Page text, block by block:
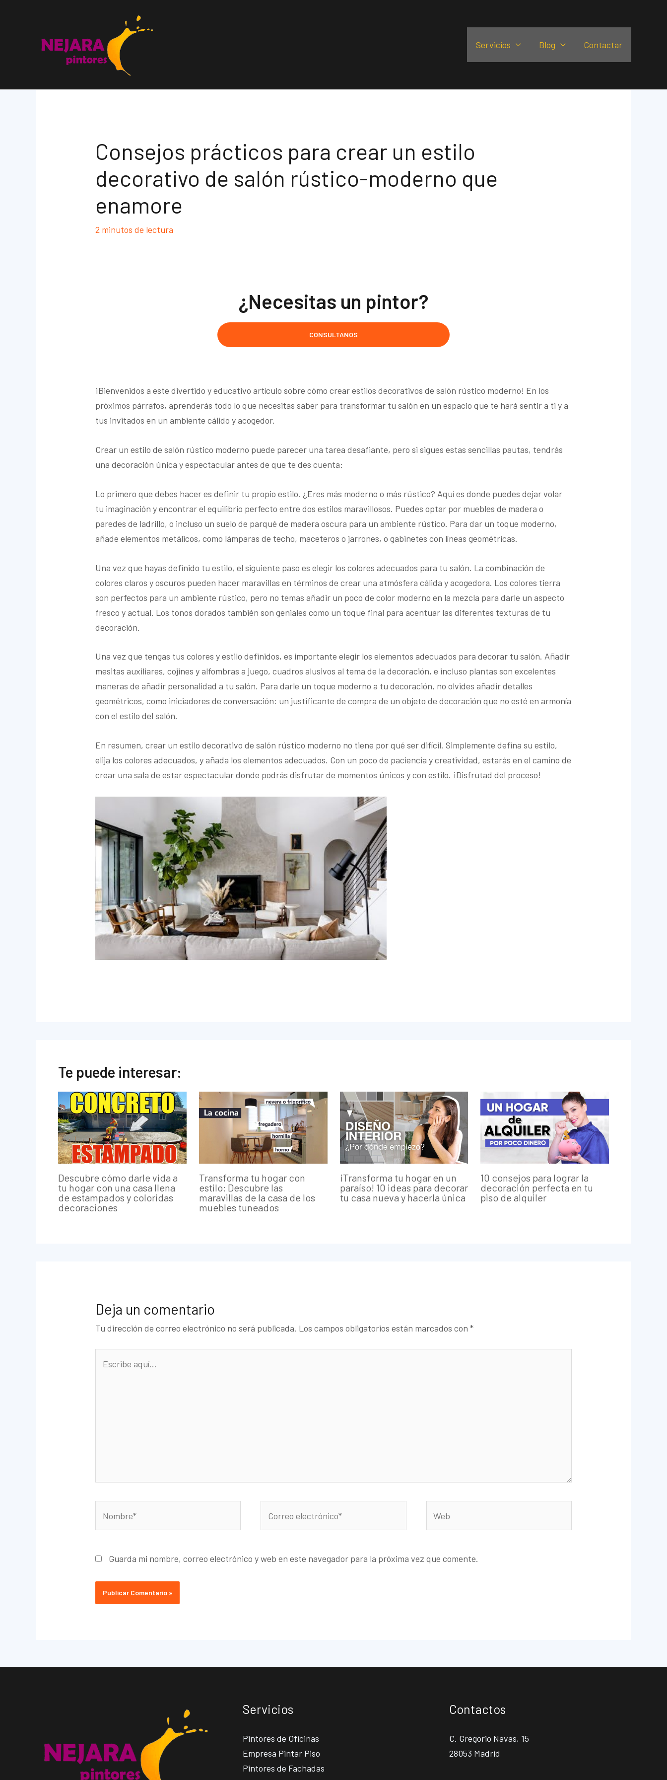
Servicios Blog Contactar
Consejos prácticos para crear un estilo
decorativo de salón rústico-moderno que
enamore
2 minutos de lectura
¿Necesitas un pintor?
CONSULTANOS
¡Bienvenidos a este divertido y educativo artículo sobre cómo crear estilos decorativos de salón rústico moderno! En los
próximos párrafos, aprenderás todo lo que necesitas saber para transformar tu salón en un espacio que te hará sentir a ti y a
tus invitados en un ambiente cálido y acogedor.
Crear un estilo de salón rústico moderno puede parecer una tarea desafiante, pero si sigues estas sencillas pautas, tendrás
una decoración única y espectacular antes de que te des cuenta:
Lo primero que debes hacer es definir tu propio estilo. ¿Eres más moderno o más rústico? Aquí es donde puedes dejar volar
tu imaginación y encontrar el equilibrio perfecto entre dos estilos maravillosos. Puedes optar por muebles de madera o
paredes de ladrillo, o incluso un suelo de parqué de madera oscura para un ambiente rústico. Para dar un toque moderno,
añade elementos metálicos, como lámparas de techo, maceteros o jarrones, o gabinetes con líneas geométricas.
Una vez que hayas definido tu estilo, el siguiente paso es elegir los colores adecuados para tu salón. La combinación de
colores claros y oscuros pueden hacer maravillas en términos de crear una atmósfera cálida y acogedora. Los colores tierra
son perfectos para un ambiente rústico, pero no temas añadir un poco de color moderno en la mezcla para darle un aspecto
fresco y actual. Los tonos dorados también son geniales como un toque final para acentuar las diferentes texturas de tu
decoración.
Una vez que tengas tus colores y estilo definidos, es importante elegir los elementos adecuados para decorar tu salón. Añadir
mesitas auxiliares, cojines y alfombras a juego, cuadros alusivos al tema de la decoración, e incluso plantas son excelentes
maneras de añadir personalidad a tu salón. Para darle un toque moderno a tu decoración, no olvides añadir detalles
geométricos, como iniciadores de conversación: un justificante de compra de un objeto de decoración que no esté en armonía
con el estilo del salón.
En resumen, crear un estilo decorativo de salón rústico moderno no tiene por qué ser difícil. Simplemente defina su estilo,
elija los colores adecuados, y añada los elementos adecuados. Con un poco de paciencia y creatividad, estarás en el camino de
crear una sala de estar espectacular donde podrás disfrutar de momentos únicos y con estilo. ¡Disfrutad del proceso!
Te puede interesar:
Descubre cómo darle vida a
tu hogar con una casa llena
de estampados y coloridas
decoraciones
Transforma tu hogar con
estilo: Descubre las
maravillas de la casa de los
muebles tuneados
¡Transforma tu hogar en un
paraíso! 10 ideas para decorar
tu casa nueva y hacerla única
10 consejos para lograr la
decoración perfecta en tu
piso de alquiler
Deja un comentario
Tu dirección de correo electrónico no será publicada. Los campos obligatorios están marcados con*
aquí...
electrónico*
Guarda mi nombre, correo electrónico y web en este navegador para la próxima vez que comente.
Servicios
Pintores de Oficinas
Empresa Pintar Piso
Pintores de Fachadas
Contactos
C. Gregorio Navas, 15
28053 Madrid